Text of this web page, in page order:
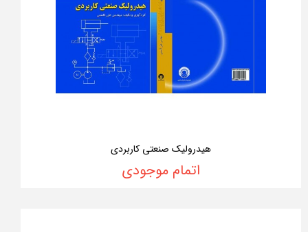
هیدرولیک صنعتی کاربردی
اتمام موجودی